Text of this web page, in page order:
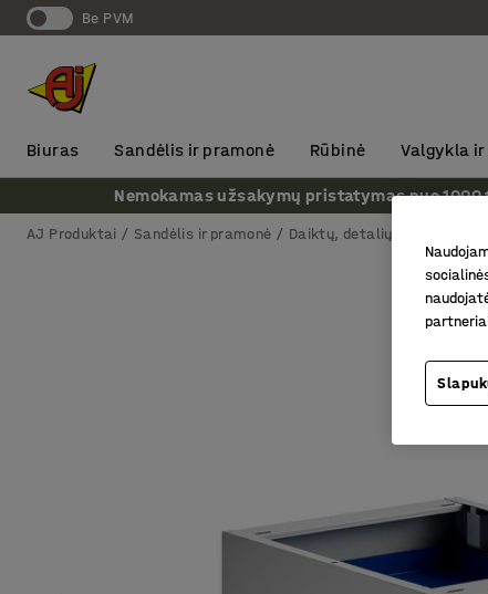
Be PVM
Biuras Sandėlis ir pramonė Rūbinė Valgykla
Nemokamas užsakymų pristatymas nuo 1000
AJ Produktai Sandėlis ir pramonė Daiktų, detalių ir įrankių